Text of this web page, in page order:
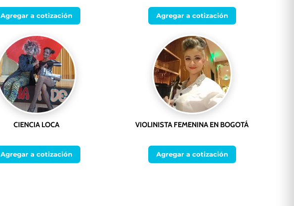
Agregar a cotización Agregar a cotización
CIENCIA LOCA
Agregar a cotización
VIOLINISTA FEMENINA EN BOGOTÁ
Agregar a cotización